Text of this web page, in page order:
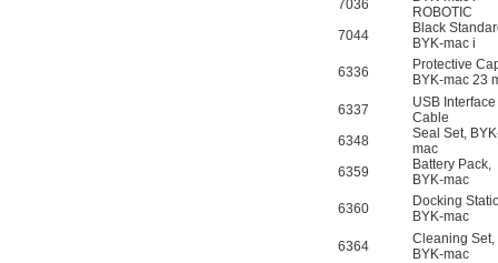
7036
ROBOTIC
7044
Black
BYK-mac i
6336
Protective
BYK-mac 23
6337
USB Interface
Cable
6348
Seal Set,
mac
6359
Battery Pack,
BYK-mac
6360
Docking
BYK-mac
6364
Cleaning Set,
BYK-mac